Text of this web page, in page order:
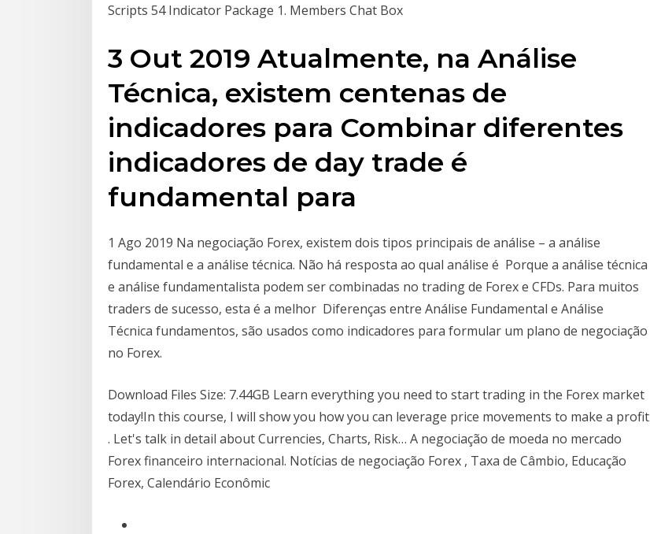
Scripts 54 Indicator Package 1. Members Chat Box
3 Out 2019 Atualmente, na Análise
Técnica, existem centenas de
indicadores para Combinar diferentes
indicadores de day trade é
fundamental para
1 Ago 2019 Na negociação Forex, existem dois tipos principais de análise – a análise
fundamental e a análise técnica. Não há resposta ao qual análise é Porque a análise técnica
e análise fundamentalista podem ser combinadas no trading de Forex e CFDs. Para muitos
traders de sucesso, esta é a melhor Diferenças entre Análise Fundamental e Análise
Técnica fundamentos, são usados ​​como indicadores para formular um plano de negociação
no Forex.
Download Files Size: 7.44GB Learn everything you need to start trading in the Forex market
today!In this course, I will show you how you can leverage price movements to make a profit
. Let's talk in detail about Currencies, Charts, Risk… A negociação de moeda no mercado
Forex financeiro internacional. Notícias de negociação Forex , Taxa de Câmbio, Educação
Forex, Calendário Econômic